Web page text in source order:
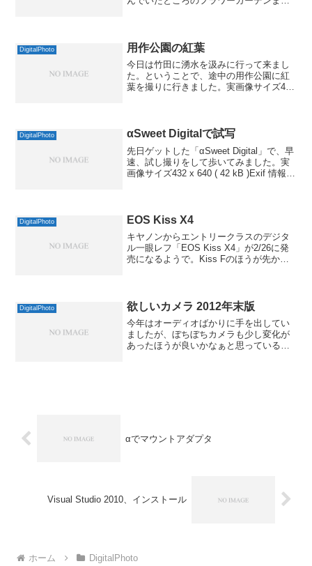
ものなんですね。実画像サ...
DigitalPhoto 用作公園の紅葉
今日は竹田に湧水を汲みに行って来まし
た。ということで、途中の用作公園に紅
葉を撮りに行きました。実画像サイズ432
DigitalPhoto αSweet Digitalで試写
先日ゲットした「αSweet Digital」で、早
速、試し撮りをして歩いてみました。実
画像サイズ432 x 640 ( 42 kB )Exif 情報モ
DigitalPhoto EOS Kiss X4
キヤノンからエントリークラスのデジタ
ル一眼レフ「EOS Kiss X4」が2/26に発
売になるようで。Kiss Fのほうが先かと
DigitalPhoto 欲しいカメラ 2012年末版
今年はオーディオばかりに手を出してい
ましたが、ぼちぼちカメラも少し変化が
あったほうが良いかなぁと思っていると
αでマウントアダプタ
Visual Studio 2010、インストール
ホーム DigitalPhoto